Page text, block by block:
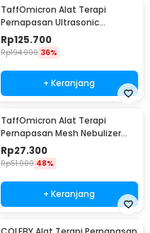
TaffOmicron Alat Terapi
Pernapasan Ultrasonic
Nebulizer Atomizer - MY-520A
Rp125.700
Rp194.900 36%
+ Keranjang
TaffOmicron Alat Terapi
Pernapasan Mesh Nebulizer
Portable Inhaler Without
Battery - JSL-W302
Rp27.300
Rp51.900 48%
+ Keranjang